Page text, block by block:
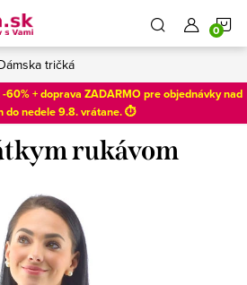
tričká
+ doprava ZADARMO pre objednávky nad
donedele 9.8. vrátane. ⏱️
rukávom